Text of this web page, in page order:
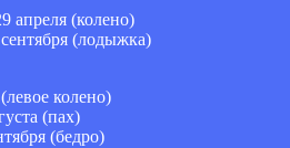
апреля (колено)
(лодыжка)
колено)
(пах)
(бедро)